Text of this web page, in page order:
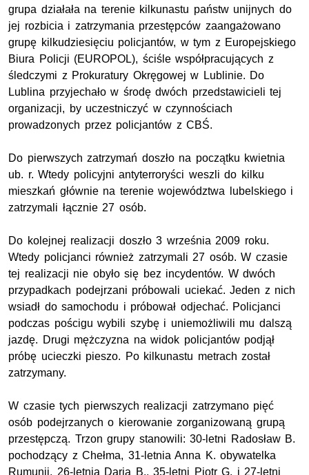
grupa działała na terenie kilkunastu państw unijnych do
jej rozbicia i zatrzymania przestępców zaangażowano
grupę kilkudziesięciu policjantów, w tym z Europejskiego
Biura Policji (EUROPOL), ściśle współpracujących z
śledczymi z Prokuratury Okręgowej w Lublinie. Do
Lublina przyjechało w środę dwóch przedstawicieli tej
organizacji, by uczestniczyć w czynnościach
prowadzonych przez policjantów z CBŚ.
Do pierwszych zatrzymań doszło na początku kwietnia
ub. r. Wtedy policyjni antyterroryści weszli do kilku
mieszkań głównie na terenie województwa lubelskiego i
zatrzymali łącznie 27 osób.
Do kolejnej realizacji doszło 3 września 2009 roku.
Wtedy policjanci również zatrzymali 27 osób. W czasie
tej realizacji nie obyło się bez incydentów. W dwóch
przypadkach podejrzani próbowali uciekać. Jeden z nich
wsiadł do samochodu i próbował odjechać. Policjanci
podczas pościgu wybili szybę i uniemożliwili mu dalszą
jazdę. Drugi mężczyzna na widok policjantów podjął
próbę ucieczki pieszo. Po kilkunastu metrach został
zatrzymany.
W czasie tych pierwszych realizacji zatrzymano pięć
osób podejrzanych o kierowanie zorganizowaną grupą
przestępczą. Trzon grupy stanowili: 30-letni Radosław B.
pochodzący z Chełma, 31-letnia Anna K. obywatelka
Rumunii, 26-letnia Daria B., 35-letni Piotr G. i 27-letni